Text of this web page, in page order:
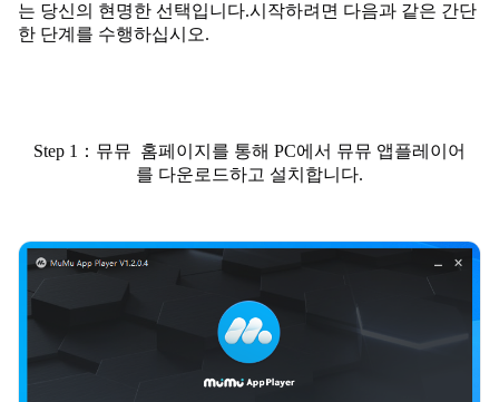
는 당신의 현명한 선택입니다.시작하려면 다음과 같은 간단
한 단계를 수행하십시오.
Step 1：뮤뮤 홈페이지를 통해 PC에서 뮤뮤 앱플레이어
를 다운로드하고 설치합니다.